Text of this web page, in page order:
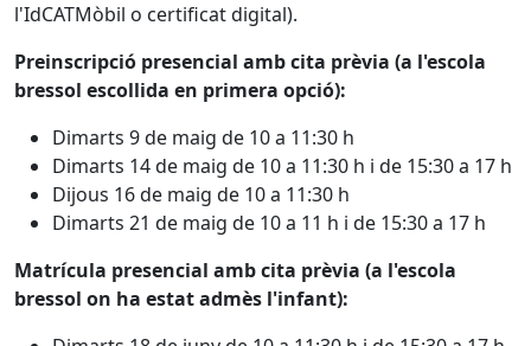
l'IdCATMòbil o certificat digital).
Preinscripció presencial amb cita prèvia (a l'escola
bressol escollida en primera opció):
Dimarts 9 de maig de 10 a 11:30 h
Dimarts 14 de maig de 10 a 11:30 h i de 15:30 a 17 h
Dijous 16 de maig de 10 a 11:30 h
Dimarts 21 de maig de 10 a 11 h i de 15:30 a 17 h
Matrícula presencial amb cita prèvia (a l'escola
bressol on ha estat admès l'infant):